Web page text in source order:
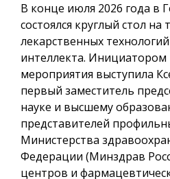
В конце июля 2026 года в
состоялся круглый стол
лекарственных
интеллекта. Инициатором
мероприятия выступила
первый заместитель
науке и высшему
представителей
Министерства
Федерации (Минздрав
центров и